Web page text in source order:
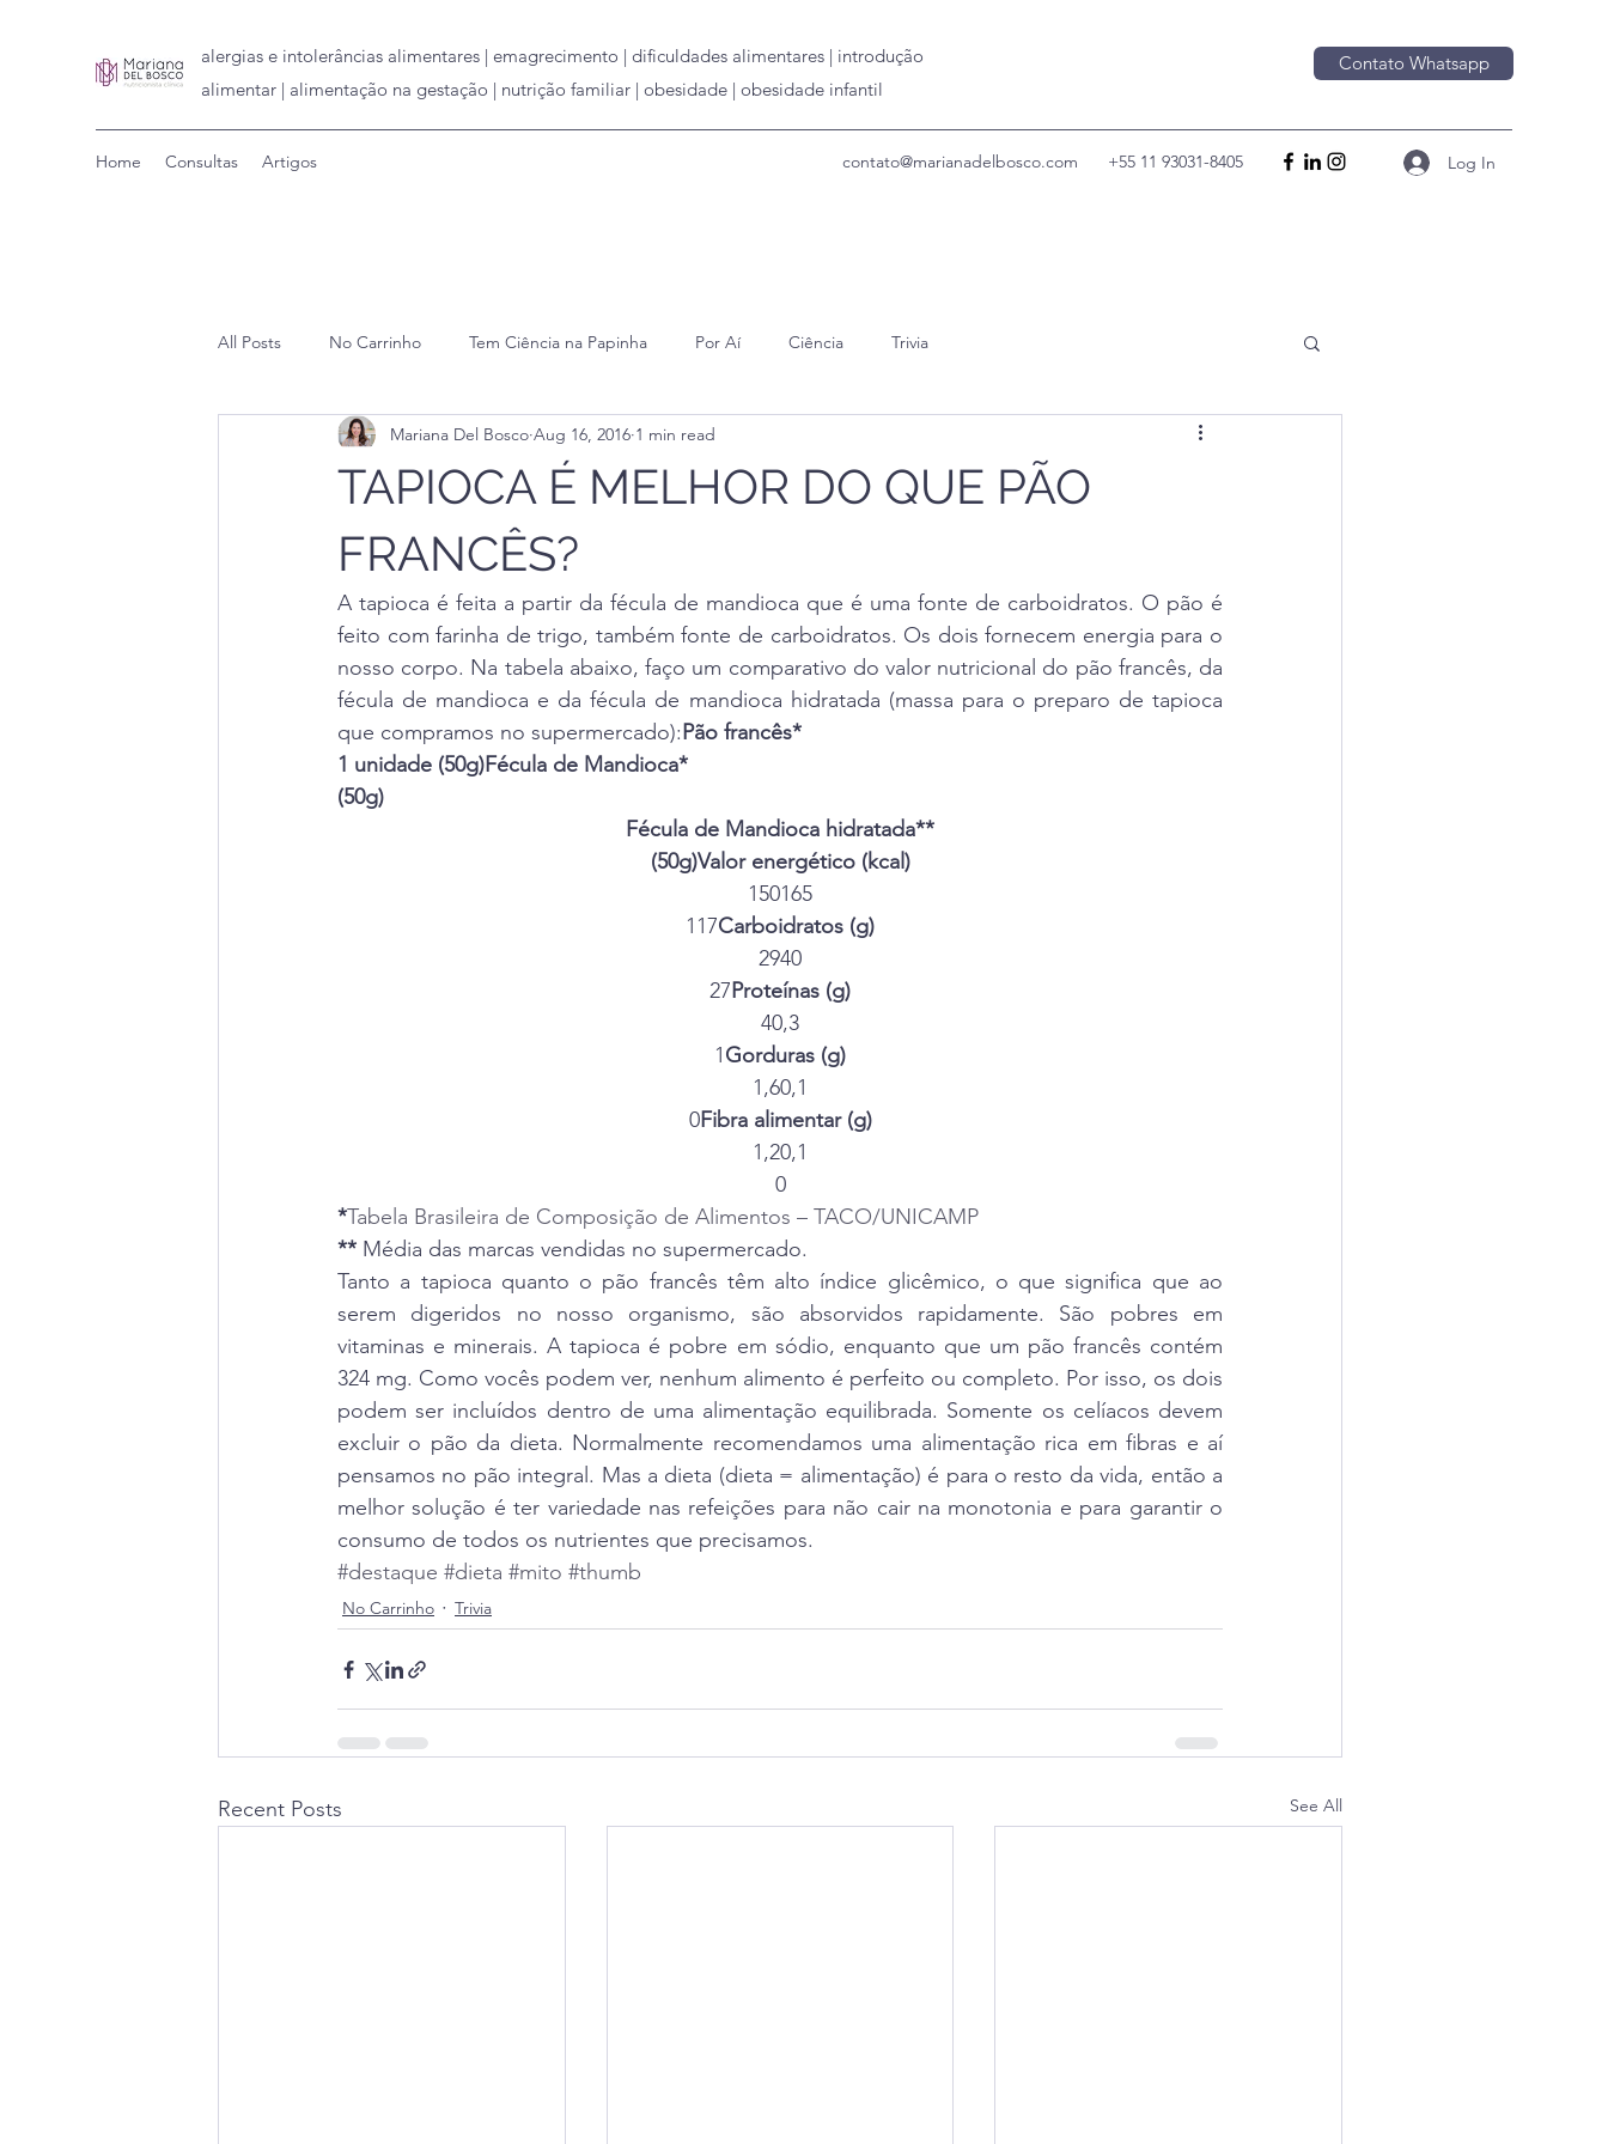
alergias e intolerâncias alimentares | emagrecimento | dificuldades alimentares | introdução
alimentar | alimentação na gestação | nutrição familiar | obesidade | obesidade infantil
Contato Whatsapp
Home Consultas Artigos contato@marianadelbosco.com +55 11 93031-8405 Log In
All Posts No Carrinho Tem Ciência na Papinha Por Aí Ciência Trivia
TAPIOCA É MELHOR DO QUE PÃO
FRANCÊS?
Mariana Del Bosco Aug 16, 2016 1 min read
A tapioca é feita a partir da fécula de mandioca que é uma fonte de carboidratos. O pão é
feito com farinha de trigo, também fonte de carboidratos. Os dois fornecem energia para o
nosso corpo. Na tabela abaixo, faço um comparativo do valor nutricional do pão francês, da
fécula de mandioca e da fécula de mandioca hidratada (massa para o preparo de tapioca
que compramos no supermercado):Pão francês*
1 unidade (50g)Fécula de Mandioca*
(50g)
Fécula de Mandioca hidratada**
(50g)Valor energético (kcal)
150165
117Carboidratos (g)
2940
27Proteínas (g)
40,3
1Gorduras (g)
1,60,1
0Fibra alimentar (g)
1,20,1
0
*Tabela Brasileira de Composição de Alimentos – TACO/UNICAMP
** Média das marcas vendidas no supermercado.
Tanto a tapioca quanto o pão francês têm alto índice glicêmico, o que significa que ao
serem digeridos no nosso organismo, são absorvidos rapidamente. São pobres em
vitaminas e minerais. A tapioca é pobre em sódio, enquanto que um pão francês contém
324 mg. Como vocês podem ver, nenhum alimento é perfeito ou completo. Por isso, os dois
podem ser incluídos dentro de uma alimentação equilibrada. Somente os celíacos devem
excluir o pão da dieta. Normalmente recomendamos uma alimentação rica em fibras e aí
pensamos no pão integral. Mas a dieta (dieta = alimentação) é para o resto da vida, então a
melhor solução é ter variedade nas refeições para não cair na monotonia e para garantir o
consumo de todos os nutrientes que precisamos.
#destaque #dieta #mito #thumb
No Carrinho Trivia
Recent Posts See All